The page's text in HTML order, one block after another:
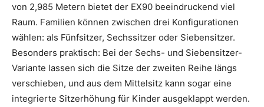
von 2,985 Metern bietet der EX90 beeindruckend viel
Raum. Familien können zwischen drei Konfigurationen
wählen: als Fünfsitzer, Sechssitzer oder Siebensitzer.
Besonders praktisch: Bei der Sechs- und Siebensitzer-
Variante lassen sich die Sitze der zweiten Reihe längs
verschieben, und aus dem Mittelsitz kann sogar eine
integrierte Sitzerhöhung für Kinder ausgeklappt werden.